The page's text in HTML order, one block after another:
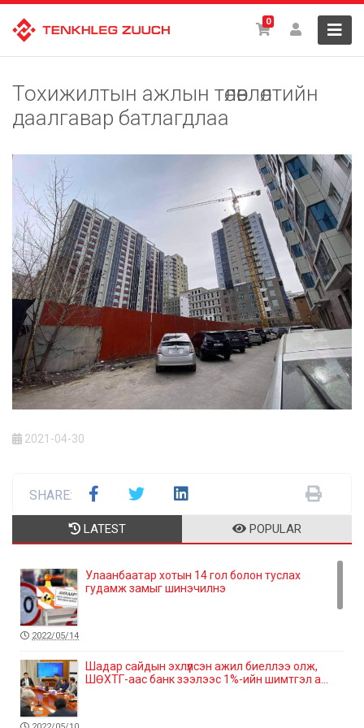
0
Тохижилтын ажлын төлөвлөлтийн
даалгавар батлагдлаа
2021-04-30
SHARE:
LATEST POPULAR
Улаанбаатар хотын 14 гол болон туслах
гудамж замыг шинэчилнэ
2022/05/14
Шадар сайдын эхлүүлсэн ажил биеллээ олж,
ШӨХТГ-аас банк зээлээс 1%-ийн шимтгэл а...